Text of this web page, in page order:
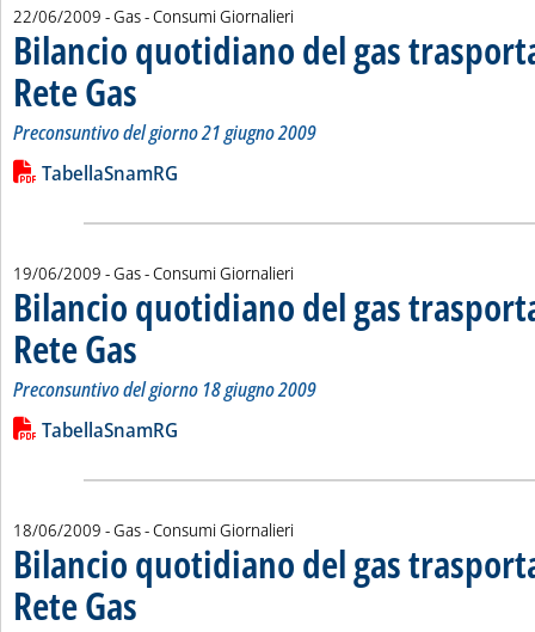
22/06/2009 - Gas - Consumi Giornalieri
Bilancio quotidiano del gas
Rete Gas . Sottotitolo: Preconsuntivo del giorno 21 giugno 2009
. Pubblicata lunedì 22 giugno 2009 alle 15.3.
Preconsuntivo del giorno 21 giugno 2009
Leggi tutta la notizia: 'Bilancio quotidiano del gas
Lista allegati PDF alla notizia
TabellaSnamRG
19/06/2009 - Gas - Consumi Giornalieri
Bilancio quotidiano del gas
Rete Gas . Sottotitolo: Preconsuntivo del giorno 18 giugno 2009
. Pubblicata venerdì 19 giugno 2009 alle 15.19.
Preconsuntivo del giorno 18 giugno 2009
Leggi tutta la notizia: 'Bilancio quotidiano del gas
Lista allegati PDF alla notizia
TabellaSnamRG
18/06/2009 - Gas - Consumi Giornalieri
Bilancio quotidiano del gas
Rete Gas . Sottotitolo: Preconsuntivo del giorno 17 giugno 2009
. Pubblicata giovedì 18 giugno 2009 alle 15.45.